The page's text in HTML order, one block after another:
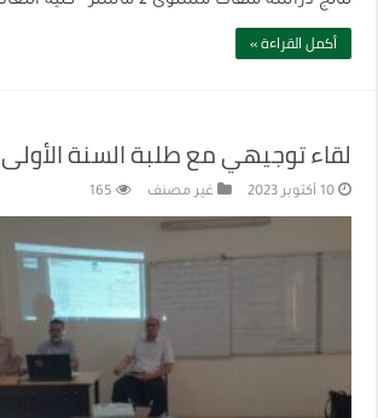
أكمل القراءة »
لقاء توجيهي مع طلبة السنة الأولى‎
10 أكتوبر 2023 غير مصنف 165